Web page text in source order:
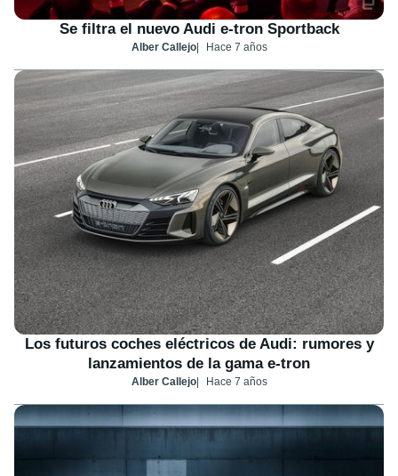
Se filtra el nuevo Audi e-tron Sportback
Alber Callejo Hace 7 años
Los futuros coches eléctricos de Audi: rumores y
lanzamientos de la gama e-tron
Alber Callejo Hace 7 años